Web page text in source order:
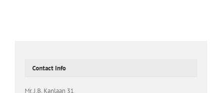
Contact Info
Mr. J.B. Kanlaan 31